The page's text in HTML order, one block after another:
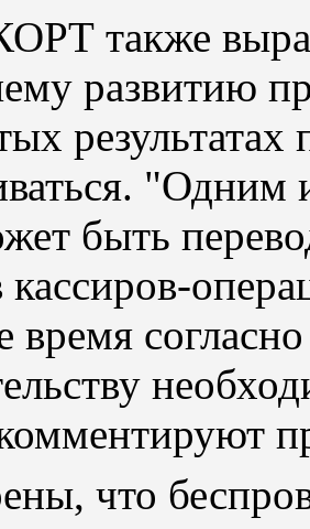
также
развитию
быть
время
что